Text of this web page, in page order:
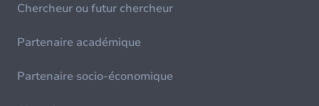
Chercheur ou futur chercheur
Partenaire académique
Partenaire socio-économique